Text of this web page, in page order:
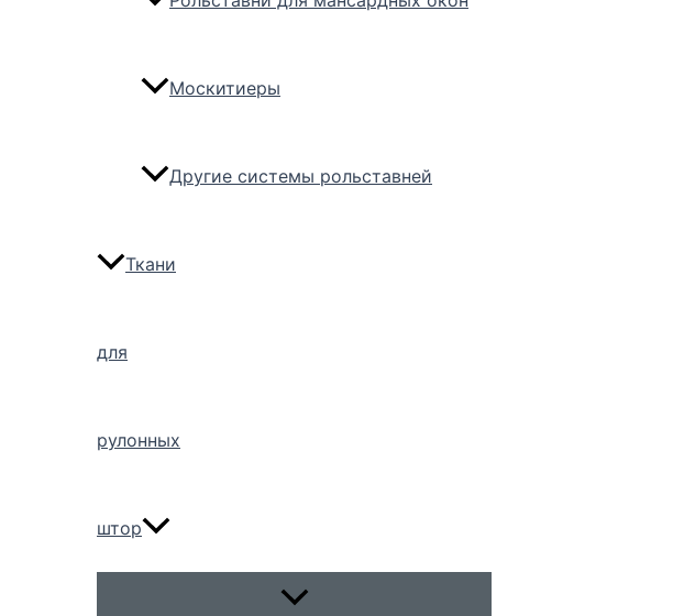
Москитиеры
Другие системы рольставней
Ткани
для
рулонных
штор
Переключатель